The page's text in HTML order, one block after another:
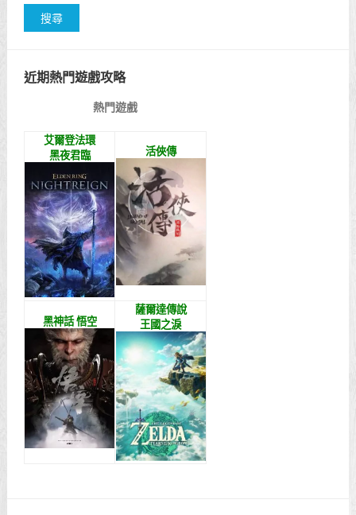
近期熱門遊戲攻略
熱門遊戲
艾爾登法環
黑夜君臨
活俠傳
黑神話 悟空
薩爾達傳說
王國之淚